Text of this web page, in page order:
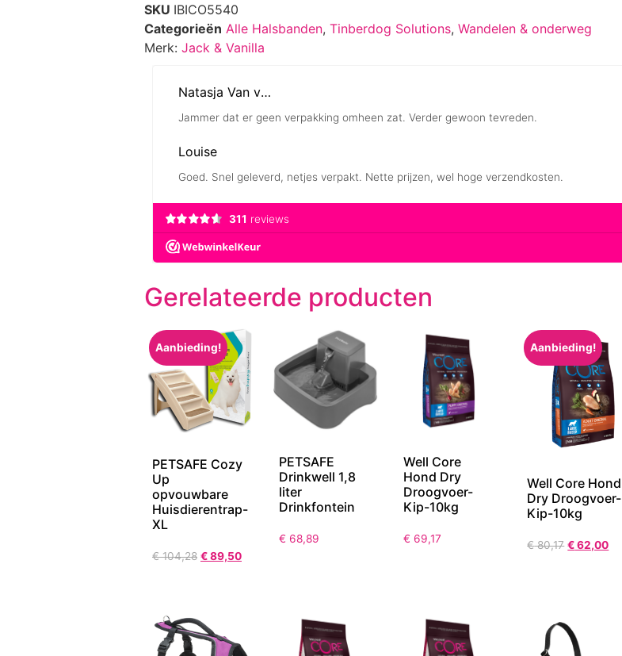
SKU IBICO5540
Categorieën Alle Halsbanden, Tinberdog Solutions, Wandelen & onderweg
Merk: Jack & Vanilla
Gerelateerde producten
Aanbieding!
PETSAFE Cozy
Up
opvouwbare
Huisdierentrap-
XL
€104,28 €89,50
PETSAFE
Drinkwell 1,8
liter
Drinkfontein
€ 68,89
Well Core
Hond Dry
Droogvoer-
Kip-10kg
€ 69,17
Aanbieding!
Well Core Hond
Dry Droogvoer-
Kip-10kg
€80,17 €62,00